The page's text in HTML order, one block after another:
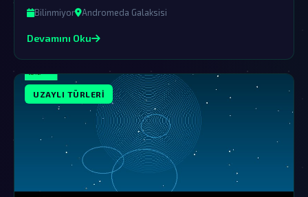
Bilinmiyor Andromeda Galaksisi
Devamını Oku
UZAYLI TÜRLERI